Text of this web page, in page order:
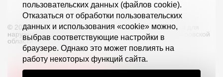
© 2026 ООО «Дёке Экстружн» - производство товаров для
наружной отделки загородных домов и кровли в Кемеровской
области и по всей РФ
пользовательских данных (файлов cookie).
Отказаться от обработки пользовательских
данных и использования «cookie» можно,
выбрав соответствующие настройки в
браузере. Однако это может повлиять на
работу некоторых функций сайта.